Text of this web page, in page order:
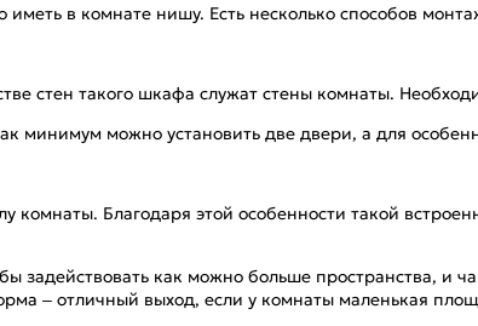
в комнате нишу. Есть несколько способов
стен такого шкафа служат стены комнаты.
минимум можно установить две двери, а для
комнаты. Благодаря этой особенности такой
задействовать как можно больше пространства, и
– отличный выход, если у комнаты маленькая